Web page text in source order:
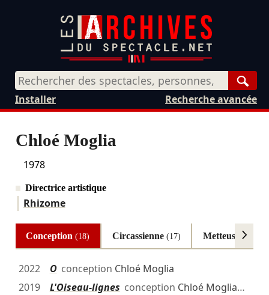
Recherche avancée
Installer
Chloé Moglia
1978
Directrice artistique
Rhizome
Conception(18) Circassienne (17) Metteuse en
2022 Oconception Chloé Moglia
2019
L'Oiseau-lignes conception Chloé Moglia…